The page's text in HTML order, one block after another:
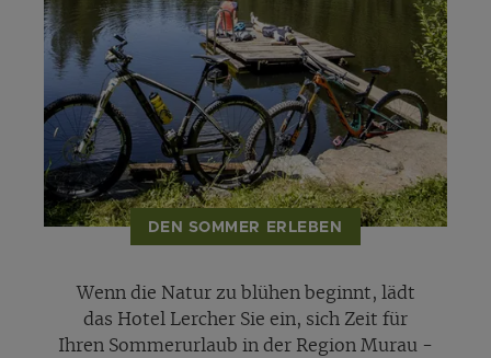
DEN SOMMER ERLEBEN
Wenn die Natur zu blühen beginnt, lädt
das Hotel Lercher Sie ein, sich Zeit für
Ihren Sommerurlaub in der Region Murau -